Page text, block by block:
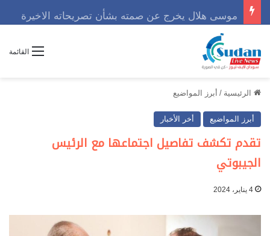
موسى هلال يخرج عن صمته بشأن تصريحاته الاخيرة
القائمة
الرئيسية / أبرز المواضيع
أبرز المواضيع أخر الأخبار
تقدم تكشف تفاصيل اجتماعها مع الرئيس
الجيبوتي
4 يناير، 2024